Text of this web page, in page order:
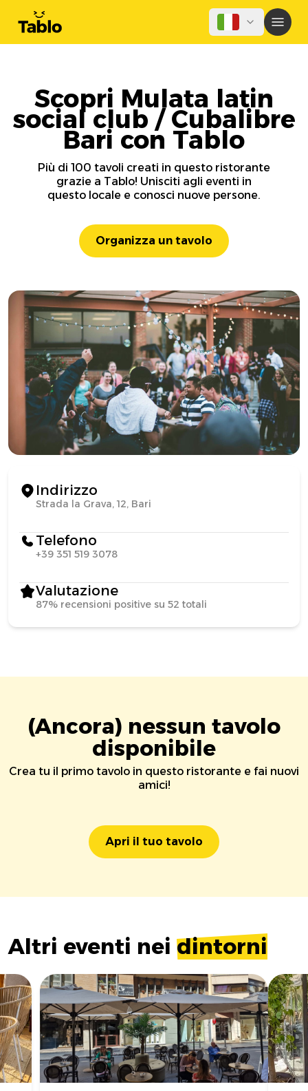
Scopri Mulata latin
social club / Cubalibre
Bari con Tablo
Più di 100 tavoli creati in questo ristorante
grazie a Tablo! Unisciti agli eventi in
questo locale e conosci nuove persone.
Organizza un tavolo
Indirizzo
Strada la Grava, 12, Bari
Telefono
+39 351 519 3078
Valutazione
87% recensioni positive su 52 totali
(Ancora) nessun tavolo
disponibile
Crea tu il primo tavolo in questo ristorante e fai nuovi
amici!
Apri il tuo tavolo
Altri eventi nei dintorni